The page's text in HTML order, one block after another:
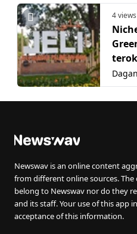
4 views
Newswav is an online content
from different online sources.
belong to Newswav nor do they
and its staff. Your use of this app
acceptance of this information.